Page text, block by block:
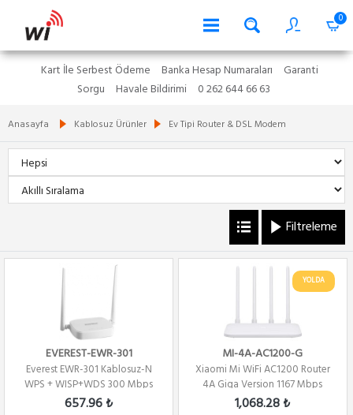
0
Kart İle Serbest Ödeme Banka Hesap Numaraları
Garanti
Sorgu
Havale Bildirimi 0 262 644 66 63
Anasayfa Kablosuz Ürünler Ev Tipi Router & DSL Modem
Filtreleme
EVEREST-EWR-301
Everest EWR-301 Kablosuz-N
WPS + WISP+WDS 300 Mbps
Repeater+Access...
657.96 ₺
YOLDA
MI-4A-AC1200-G
Xiaomi Mi WiFi AC1200 Router
4A Giga Version 1167 Mbps
2.4G 5G Çif...
1,068.28 ₺